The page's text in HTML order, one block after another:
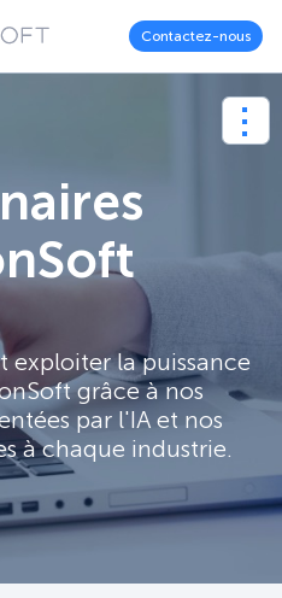
Contactez-nous
exploiter la puissance
grâce à nos
par l'IA et nos
à chaque industrie.